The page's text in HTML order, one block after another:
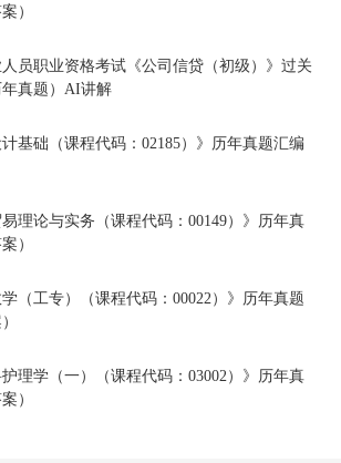
）
员职业资格考试《公司信贷（初级）》过关
年真题）AI讲解
基础（课程代码：02185）》历年真题汇编
理论与实务（课程代码：00149）》历年真
）
（工专）（课程代码：00022）》历年真题
理学（一）（课程代码：03002）》历年真
）